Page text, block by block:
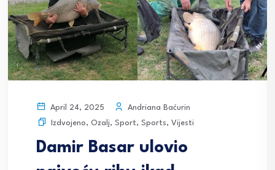
April 24, 2025
Andriana Baćurin
Izdvojeno, Ozalj, Sport, Sports, Vijesti
Damir Basar ulovio